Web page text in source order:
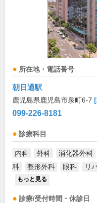
所在地・電話番号
朝日通駅
鹿児島県鹿児島市泉町6-7
099-226-8181
診療科目
内科 外科 消化器外科
科
整形外科 眼科 リ
もっと見る
診療/受付時間・休診日